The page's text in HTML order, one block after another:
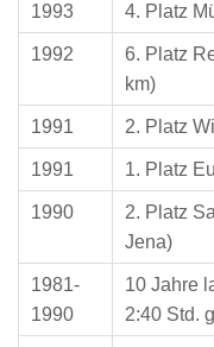
1993 4. Platz
1992
6. Platz
km)
1991 2. Platz
1991 1. Platz
1990
2. Platz
Jena)
1981-
1990
10 Jahre
2:40 Std.